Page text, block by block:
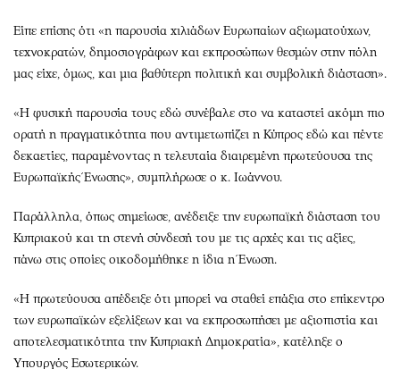
Είπε επίσης ότι «η παρουσία χιλιάδων Ευρωπαίων αξιωματούχων,
τεχνοκρατών, δημοσιογράφων και εκπροσώπων θεσμών στην πόλη
μας είχε, όμως, και μια βαθύτερη πολιτική και συμβολική διάσταση».
«Η φυσική παρουσία τους εδώ συνέβαλε στο να καταστεί ακόμη πιο
ορατή η πραγματικότητα που αντιμετωπίζει η Κύπρος εδώ και πέντε
δεκαετίες, παραμένοντας η τελευταία διαιρεμένη πρωτεύουσα της
Ευρωπαϊκής Ένωσης», συμπλήρωσε ο κ. Ιωάννου.
Παράλληλα, όπως σημείωσε, ανέδειξε την ευρωπαϊκή διάσταση του
Κυπριακού και τη στενή σύνδεσή του με τις αρχές και τις αξίες,
πάνω στις οποίες οικοδομήθηκε η ίδια η Ένωση.
«Η πρωτεύουσα απέδειξε ότι μπορεί να σταθεί επάξια στο επίκεντρο
των ευρωπαϊκών εξελίξεων και να εκπροσωπήσει με αξιοπιστία και
αποτελεσματικότητα την Κυπριακή Δημοκρατία», κατέληξε ο
Υπουργός Εσωτερικών.